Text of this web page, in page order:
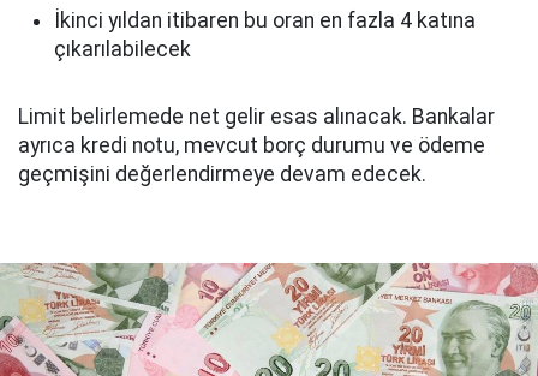
İkinci yıldan itibaren bu oran en fazla 4 katına
çıkarılabilecek
Limit belirlemede net gelir esas alınacak. Bankalar
ayrıca kredi notu, mevcut borç durumu ve ödeme
geçmişini değerlendirmeye devam edecek.